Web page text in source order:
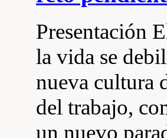
Presentación
la vida se
nueva cultura
del trabajo,
un nuevo